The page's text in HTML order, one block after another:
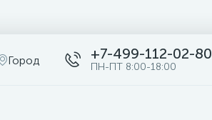
Город +7-499-112-02-80
ПН-ПТ 8:00-18:00